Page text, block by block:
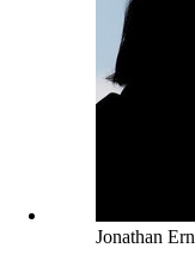
Jonathan